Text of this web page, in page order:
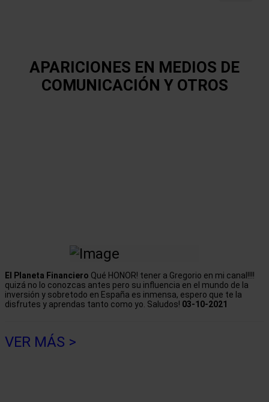
BUY
FORUM
APARICIONES EN MEDIOS DE
COMUNICACIÓN Y OTROS
El Planeta Financiero Qué HONOR! tener a Gregorio en mi canal!!!!
quizá no lo conozcas antes pero su influencia en el mundo de la
inversión y sobretodo en España es inmensa, espero que te la
disfrutes y aprendas tanto como yo. Saludos! 03-10-2021
VER MÁS >